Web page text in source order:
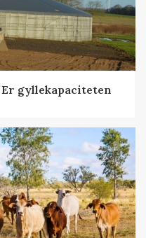
gyllekapaciteten